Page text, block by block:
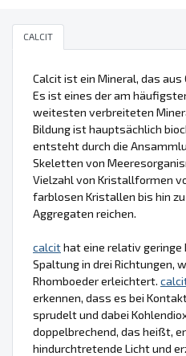
CALCIT
Calcit ist ein Mineral, das
Es ist eines der am
weitesten verbreiteten
Bildung ist hauptsächlich
entsteht durch die
Skeletten von
Vielzahl von Kristallformen
farblosen Kristallen bis hin
Aggregaten reichen.
calcithat eine relativ geringe
Spaltung in drei Richtungen,
Rhomboeder erleichtert.
erkennen, dass es bei
sprudelt und dabei
doppelbrechend, das heißt,
hindurchtretende Licht und